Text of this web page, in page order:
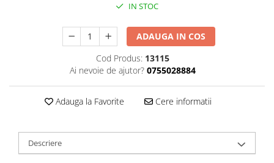
IN STOC
ADAUGA IN COS
Cod Produs: 13115
Ai nevoie de ajutor? 0755028884
Adauga la Favorite Cere informatii
Descriere